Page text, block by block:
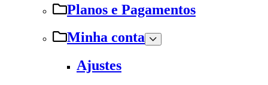
Planos e Pagamentos
Minha conta
Ajustes